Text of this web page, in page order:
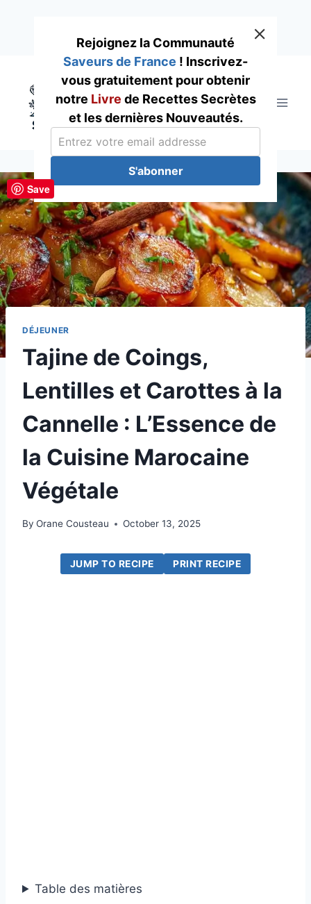
content
DÉJEUNER
Tajine de Coings,
Lentilles et Carottes à la
Cannelle : L’Essence de
la Cuisine Marocaine
Végétale
By Orane Cousteau October 13, 2025
JUMP TO RECIPE PRINT RECIPE
Table des matières
Rejoignez la Communauté
Saveurs de France ! Inscrivez-
vous gratuitement pour obtenir
notre Livre de Recettes Secrètes
et les dernières Nouveautés.
S'abonner
Save